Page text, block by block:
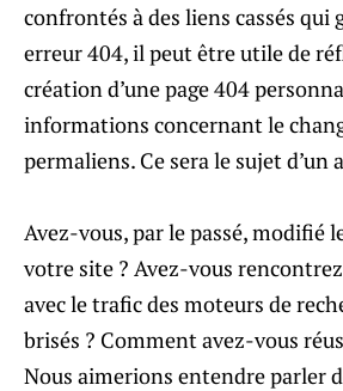
confrontés à des liens cassés qui
erreur 404, il peut être utile de
création d’une page 404
informations concernant le
permaliens. Ce sera le sujet d’un
Avez-vous, par le passé, modifié
votre site ? Avez-vous
avec le trafic des moteurs de
brisés ? Comment avez-vous
Nous aimerions entendre parler